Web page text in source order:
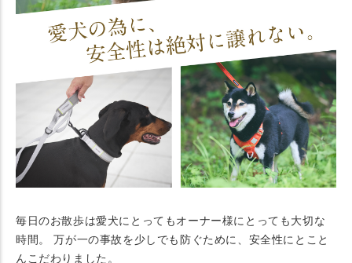
毎日のお散歩は愛犬にとってもオーナー様にとっても大切な
時間。 万が一の事故を少しでも防ぐために、安全性にとこと
んこだわりました。